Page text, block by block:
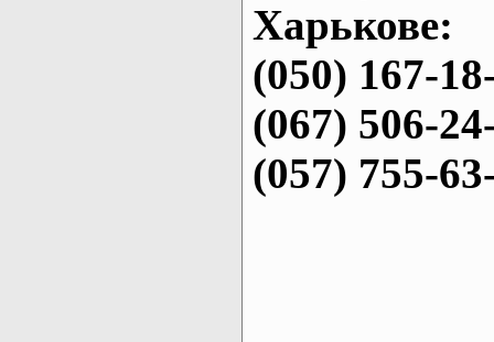
Харькове:
(050) 167-
(067) 506-
(057) 755-